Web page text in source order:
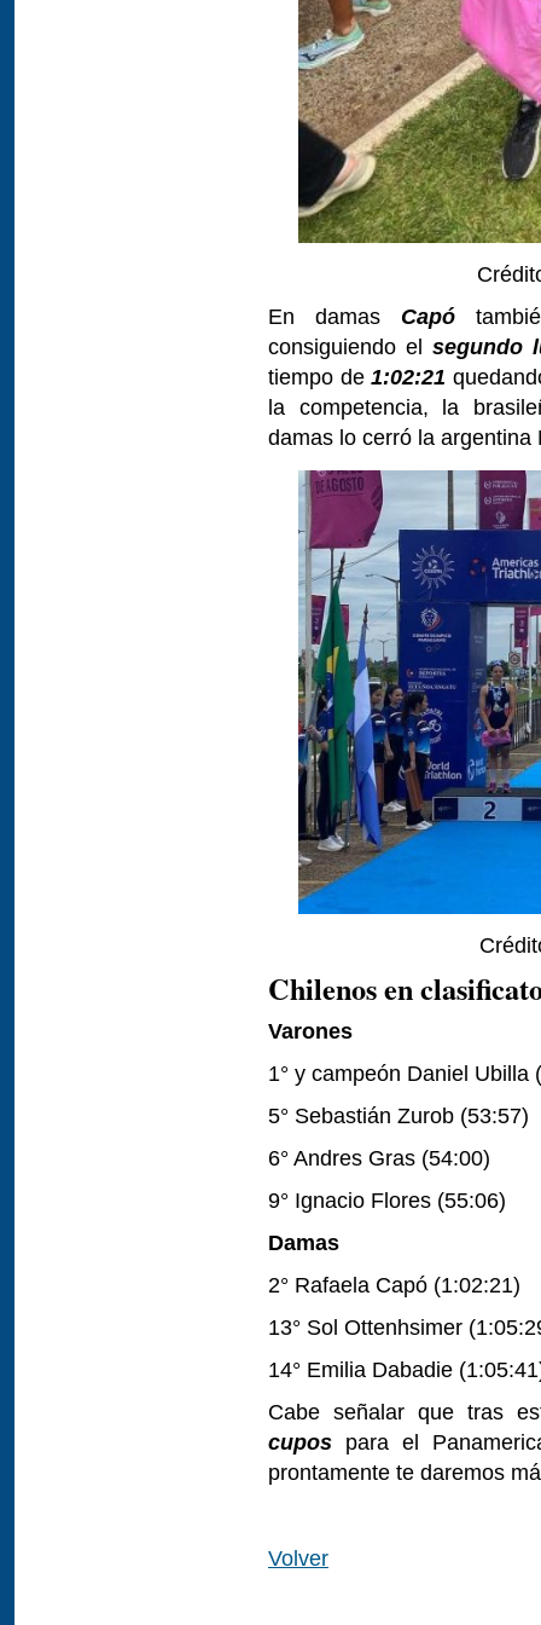
En damas Capó
consiguiendo el segundo
tiempo de1:02:21
la competencia, la
damas lo cerró la
Chilenos en
Varones
1° y campeón Daniel Ubilla
5° Sebastián Zurob (53:57)
6° Andres Gras (54:00)
9° Ignacio Flores (55:06)
Damas
2° Rafaela Capó (1:02:21)
13° Sol Ottenhsimer
14° Emilia Dabadie
Cabe señalar que tras
cupos para el
prontamente te daremos
Volver